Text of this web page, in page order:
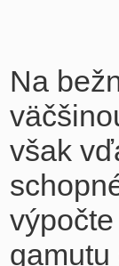
Na
však